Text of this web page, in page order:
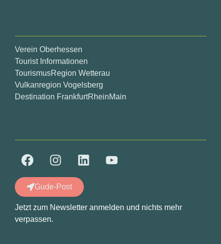
Verein Oberhessen
Tourist Informationen
TourismusRegion Wetterau
Vulkanregion Vogelsberg
Destination FrankfurtRheinMain
Gude-Post
Jetzt zum Newsletter anmelden und nichts mehr
verpassen.